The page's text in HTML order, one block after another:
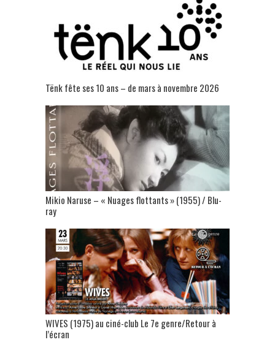
Tënk fête ses 10 ans – de mars à novembre 2026
Mikio Naruse – « Nuages flottants » (1955) / Blu-
ray
WIVES (1975) au ciné-club Le 7e genre/Retour à
l’écran